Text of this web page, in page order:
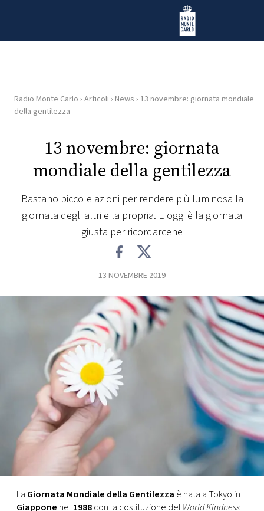
Radio Monte Carlo
HOME
WEB
PLAYLIST
CONCORSI
EVENTI
VIDEO
TV
PRINCIPATO
DI
Radio Monte Carlo › Articoli › News › 13 novembre: giornata mondiale
della gentilezza
13 novembre: giornata
mondiale della gentilezza
Bastano piccole azioni per rendere più luminosa la
giornata degli altri e la propria. E oggi è la giornata
giusta per ricordarcene
13 NOVEMBRE 2019
La Giornata Mondiale della Gentilezza è nata a Tokyo in
Giappone nel 1988con la costituzione del World Kindness